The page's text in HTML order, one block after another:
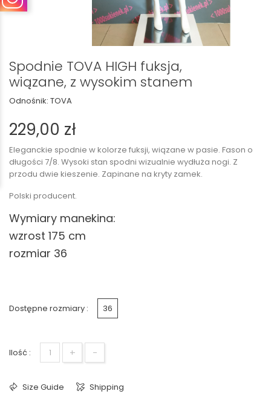
Spodnie TOVA HIGH fuksja,
wiązane, z wysokim stanem
Odnośnik: TOVA
229,00 zł
Eleganckie spodnie w kolorze fuksji, wiązane w pasie. Fason o
długości 7/8. Wysoki stan spodni wizualnie wydłuża nogi. Z
przodu dwie kieszenie. Zapinane na kryty zamek.
Polski producent.
Wymiary manekina:
wzrost 175 cm
rozmiar 36
Dostępne rozmiary : 36
Ilość : + -
Size Guide Shipping